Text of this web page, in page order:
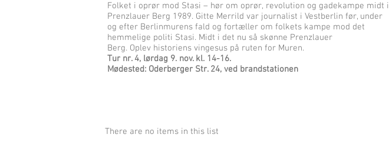
Folket i oprør mod Stasi – hør om oprør, revolution og gadekampe midt i
Prenzlauer Berg 1989. Gitte Merrild var journalist i Vestberlin før, under
og efter Berlinmurens fald og fortæller om folkets kampe mod det
hemmelige politi Stasi. Midt i det nu så skønne Prenzlauer
Berg. Oplev historiens vingesus på ruten for Muren.
Tur nr. 4, lørdag 9. nov. kl. 14-16.
Mødested: Oderberger Str. 24, ved brandstationen
There are no items in this list